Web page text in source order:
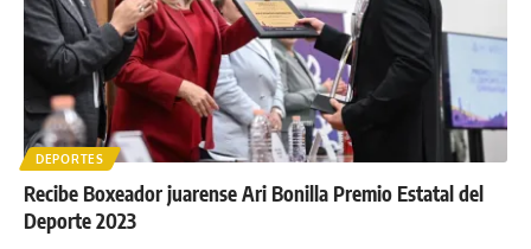
DEPORTES
Recibe Boxeador juarense Ari Bonilla Premio Estatal del
Deporte 2023